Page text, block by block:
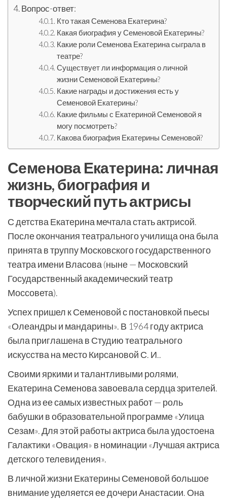
Вопрос-ответ:
Кто такая Семенова Екатерина?
Какая биография у Семеновой Екатерины?
Какие роли Семенова Екатерина сыграла в
театре?
Существует ли информация о личной
жизни Семеновой Екатерины?
Какие награды и достижения есть у
Семеновой Екатерины?
Какие фильмы с Екатериной Семеновой я
могу посмотреть?
Какова биография Екатерины Семеновой?
Семенова Екатерина: личная
жизнь, биография и
творческий путь актрисы
С детства Екатерина мечтала стать актрисой.
После окончания театрального училища она была
принята в труппу Московского государственного
театра имени Власова (ныне — Московский
Государственный академический театр
Моссовета).
Успех пришел к Семеновой с постановкой пьесы
«Олеандры и мандарины». В 1964 году актриса
была приглашена в Студию театрального
искусства на место Кирсановой С. И..
Своими яркими и талантливыми ролями,
Екатерина Семенова завоевала сердца зрителей.
Одна из ее самых известных работ — роль
бабушки в образовательной программе «Улица
Сезам». Для этой работы актриса была удостоена
Галактики «Овация» в номинации «Лучшая актриса
детского телевидения».
В личной жизни Екатерины Семеновой большое
внимание уделяется ее дочери Анастасии. Она